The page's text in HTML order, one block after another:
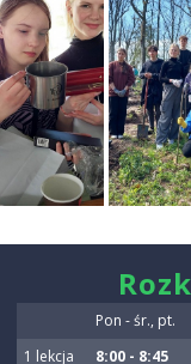
Pon - śr., pt.
1 lekcja
8:00 - 8:45